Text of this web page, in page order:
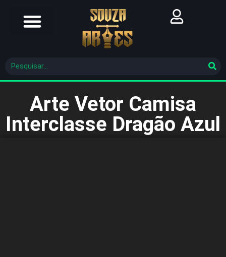
Arte Vetor Camisa
Interclasse Dragão Azul